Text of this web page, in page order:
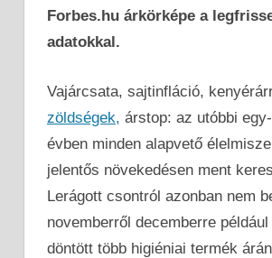
Forbes.hu árkörképe a
adatokkal.
Vajárcsata, sajtinfláció,
zöldségek, árstop: az utóbbi
évben minden alapvető
jelentős növekedésen ment
Lerágott csontról azonban nem
novemberről decemberre
döntött több higiéniai termék